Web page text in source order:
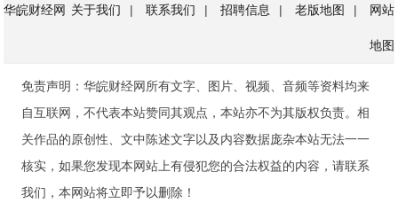
华皖财经网 关于我们 | 联系我们 | 招聘信息 | 老版地图 | 网站
地图
免责声明：华皖财经网所有文字、图片、视频、音频等资料均来
自互联网，不代表本站赞同其观点，本站亦不为其版权负责。相
关作品的原创性、文中陈述文字以及内容数据庞杂本站无法一一
核实，如果您发现本网站上有侵犯您的合法权益的内容，请联系
我们，本网站将立即予以删除！